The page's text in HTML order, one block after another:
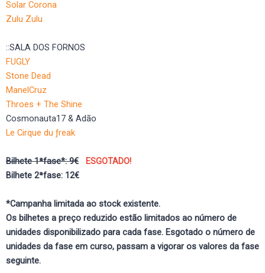
Solar Corona
Zulu Zulu
::SALA DOS FORNOS
FUGLY
Stone Dead
ManelCruz
Throes + The Shine
Cosmonauta17 & Adão
Le Cirque du ƒreak
Bilhete 1ªfase*: 9€
ESGOTADO!
Bilhete 2ªfase: 12€
*Campanha limitada ao stock existente.
Os bilhetes a preço reduzido estão limitados ao número de
unidades disponibilizado para cada fase. Esgotado o número de
unidades da fase em curso, passam a vigorar os valores da fase
seguinte.